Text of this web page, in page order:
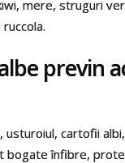
mere, struguri
previn
usturoiul, cartofii
bogate înfibre,